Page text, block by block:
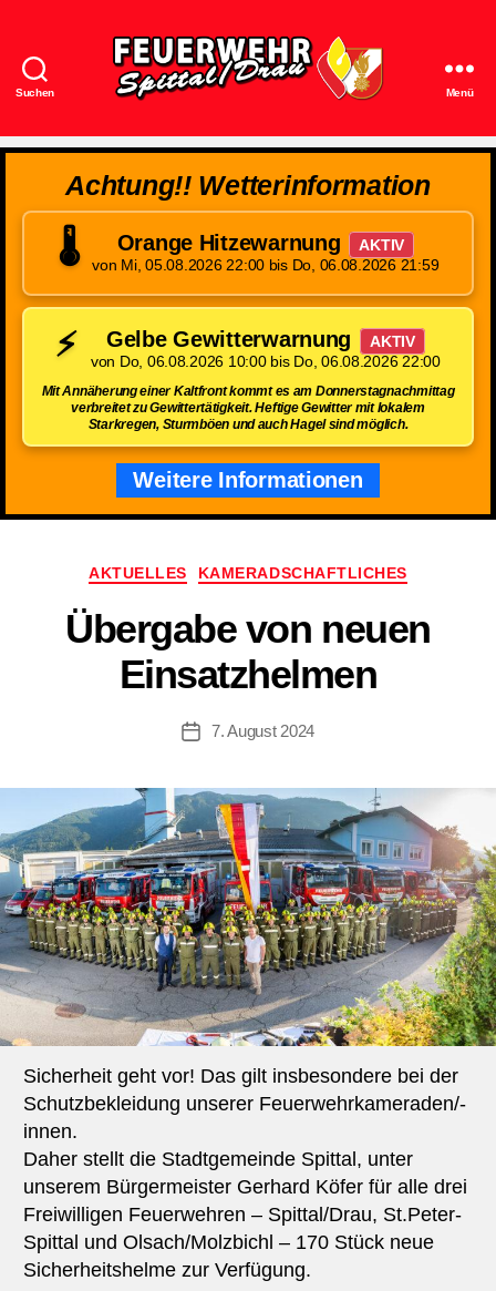
Suchen
Spittal/Drau
Menü
Achtung!! Wetterinformation
🌡️ Orange Hitzewarnung
AKTIV
von Mi, 05.08.2026 22:00 bis Do, 06.08.2026 21:59
⚡ Gelbe Gewitterwarnung
AKTIV
von Do, 06.08.2026 10:00 bis Do, 06.08.2026 22:00
Mit Annäherung einer Kaltfront kommt es am Donnerstagnachmittag
verbreitet zu Gewittertätigkeit. Heftige Gewitter mit lokalem
Starkregen, Sturmböen und auch Hagel sind möglich.
Weitere Informationen
Kategorien
AKTUELLES KAMERADSCHAFTLICHES
Übergabe von neuen
Einsatzhelmen
Beitragsdatum
7. August 2024
Sicherheit geht vor! Das gilt insbesondere bei der
Schutzbekleidung unserer Feuerwehrkameraden/-
innen.
Daher stellt die Stadtgemeinde Spittal, unter
unserem Bürgermeister Gerhard Köfer für alle drei
Freiwilligen Feuerwehren – Spittal/Drau, St.Peter-
Spittal und Olsach/Molzbichl – 170 Stück neue
Sicherheitshelme zur Verfügung.